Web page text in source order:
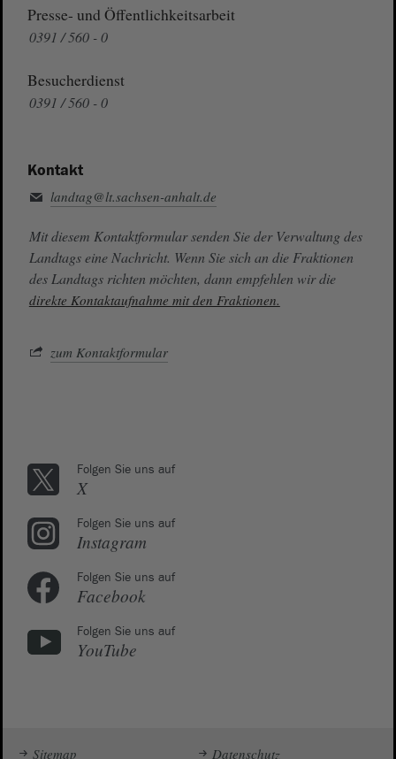
Presse- und Öffentlichkeitsarbeit
0391 / 560 - 0
Besucherdienst
0391 / 560 - 0
Kontakt
landtag@lt.sachsen-anhalt.de
Mit diesem Kontaktformular senden Sie der Verwaltung des
Landtags eine Nachricht. Wenn Sie sich an die Fraktionen
des Landtags richten möchten, dann empfehlen wir die
direkte Kontaktaufnahme mit den Fraktionen.
zum Kontaktformular
Folgen Sie uns auf
X
Folgen Sie uns auf
Instagram
Folgen Sie uns auf
Facebook
Folgen Sie uns auf
YouTube
Sitemap Datenschutz